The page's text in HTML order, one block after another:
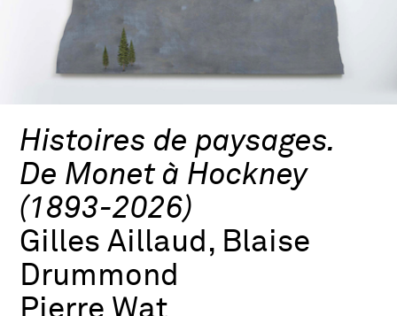
Histoires de paysages.
De Monet à Hockney
(1893-2026)
Gilles Aillaud, Blaise
Drummond
Pierre Wat